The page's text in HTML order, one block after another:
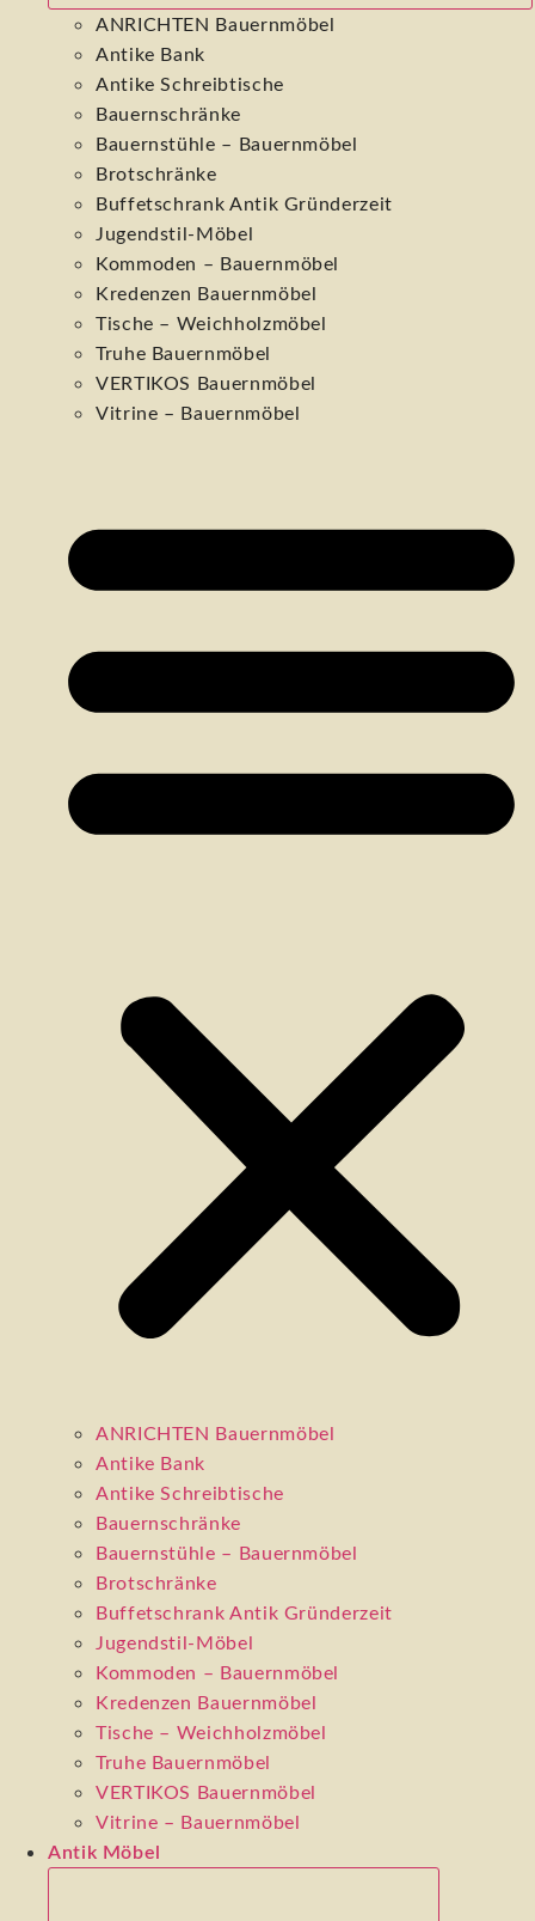
ANRICHTEN Bauernmöbel
Antike Bank
Antike Schreibtische
Bauernschränke
Bauernstühle – Bauernmöbel
Brotschränke
Buffetschrank Antik Gründerzeit
Jugendstil-Möbel
Kommoden – Bauernmöbel
Kredenzen Bauernmöbel
Tische – Weichholzmöbel
Truhe Bauernmöbel
VERTIKOS Bauernmöbel
Vitrine – Bauernmöbel
ANRICHTEN Bauernmöbel
Antike Bank
Antike Schreibtische
Bauernschränke
Bauernstühle – Bauernmöbel
Brotschränke
Buffetschrank Antik Gründerzeit
Jugendstil-Möbel
Kommoden – Bauernmöbel
Kredenzen Bauernmöbel
Tische – Weichholzmöbel
Truhe Bauernmöbel
VERTIKOS Bauernmöbel
Vitrine – Bauernmöbel
Antik Möbel